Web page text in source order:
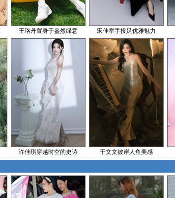
王珞丹置身于盎然绿意 宋佳举手投足优雅魅力
许佳琪穿越时空的史诗 于文文彼岸人鱼美感